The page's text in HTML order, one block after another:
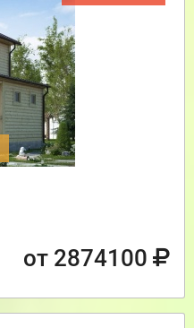
от 2874100